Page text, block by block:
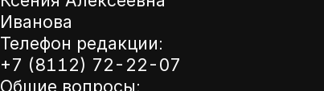
Иванова
Телефон редакции:
+7 (8112) 72-22-07
Общие вопросы: